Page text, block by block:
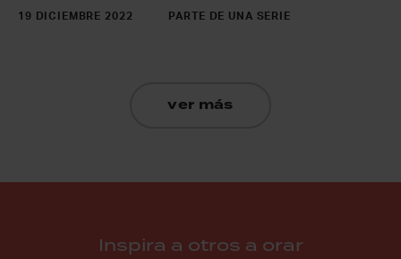
19 DICIEMBRE 2022 PARTE DE UNA SERIE
ver más
Inspira a otros a orar